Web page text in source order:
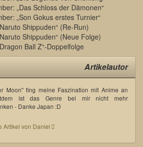
„Das Schloss der Dämonen“
„Son Gokus erstes Turnier“
Shippuden“ (Re-Run)
Shippuden“ (Neue Folge)
Ball Z“-Doppelfolge
Artikelautor
Moon" fing meine Faszination mit Anime an
ist das Genre bei mir nicht mehr
- Danke Japan :D
Artikel von Daniel